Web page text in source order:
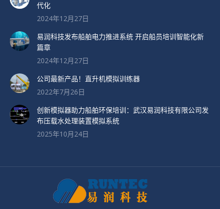
代化
2024年12月27日
易润科技发布船舶电力推进系统 开启船员培训智能化新
篇章
2024年12月27日
公司最新产品！直升机模拟训练器
2022年7月26日
创新模拟器助力船舶环保培训：武汉易润科技有限公司发
布压载水处理装置模拟系统
2025年10月24日